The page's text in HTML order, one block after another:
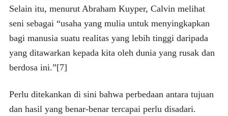
Selain itu, menurut Abraham Kuyper, Calvin melihat
seni sebagai “usaha yang mulia untuk menyingkapkan
bagi manusia suatu realitas yang lebih tinggi daripada
yang ditawarkan kepada kita oleh dunia yang rusak dan
berdosa ini.”[7]
Perlu ditekankan di sini bahwa perbedaan antara tujuan
dan hasil yang benar-benar tercapai perlu disadari.